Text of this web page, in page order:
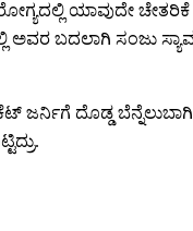
ಯಾವುದೇ
ಬದಲಾಗಿ ಸಂಜು
ಜರ್ನಿಗೆ ದೊಡ್ಡ